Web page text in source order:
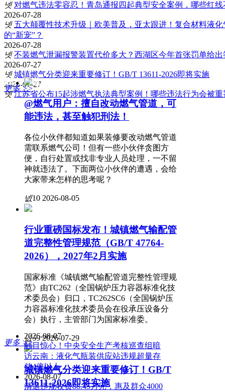
넷 对燃气违法零容忍！青岛通报四起典型安全案例，哪些红
2026-07-28
넷 五大颠覆性技术升级｜欧美普及，亚太跟进！复合材料液
的“新宠”？
2026-07-28
넷 不装燃气泄漏报警装置代价多大？西湖区今年首张罚单给出
2026-07-27
넷 城镇燃气分类迎来重要修订！GB/T 13611-2026即将实施
2026-07-27
넷 江苏省公布15起涉燃气执法典型案例！哪些违法行为会被重
联合报道
更多 >>
@燃气用户：擅自改动燃气管道，可
能违法，甚至触犯刑法！
各位小伙伴都知道如果装修要改动燃气管道
需联系燃气公司！但有一些小伙伴贪图方
便，自行处置或找非专业人员处理，一不留
神就违法了。下面两位小伙伴的遭遇，会给
大家带来怎样的思考呢？
넶10 2026-08-05
行业重磅国标发布！城镇燃气输配管
道完整性管理规范（GB/T 47764-
2026），2027年2月实施
国家标准《城镇燃气输配管道完整性管理规
范》由TC262（全国锅炉压力容器标准化技
术委员会）归口，TC262SC6（全国锅炉压
力容器标准化技术委员会在役承压设备分
会）执行，主管部门为国家标准委。
넶60 2026-07-29
城镇燃气分类迎来重要修订！GB/T
13611-2026即将实施
热门排行
更多 >>
2026-08-07
触目惊心！中央安全生产考核巡查组暗
访云南：液化气瓶装供应站违规超量存
储4倍以上
2026-08-07
清退违规收费88.45万元，惠及群众4000